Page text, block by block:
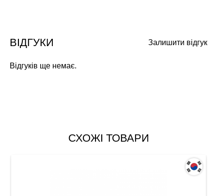
Залишити відгук
ВІДГУКИ
Відгуків ще немає.
СХОЖІ ТОВАРИ